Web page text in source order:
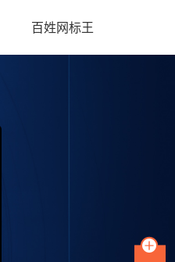
百姓网标王